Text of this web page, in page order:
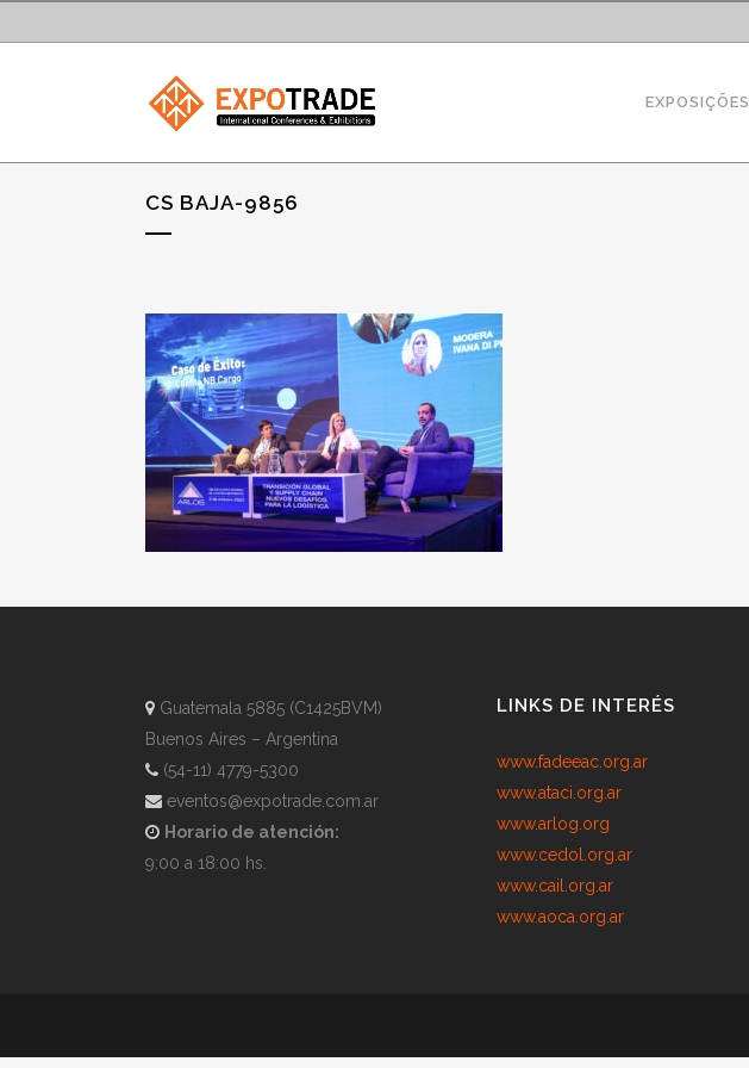
EXPOSIÇÕES
CS BAJA-9856
Guatemala 5885 (C1425BVM)
Buenos Aires – Argentina
(54-11) 4779-5300
eventos@expotrade.com.ar
Horario de atención:
9:00 a 18:00 hs.
LINKS DE INTERÉS
www.fadeeac.org.ar
www.ataci.org.ar
www.arlog.org
www.cedol.org.ar
www.cail.org.ar
www.aoca.org.ar